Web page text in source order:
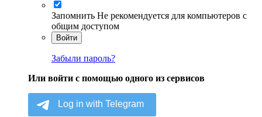
Запомнить Не рекомендуется для компьютеров с
общим доступом
Войти
Забыли пароль?
Или войти с помощью одного из сервисов